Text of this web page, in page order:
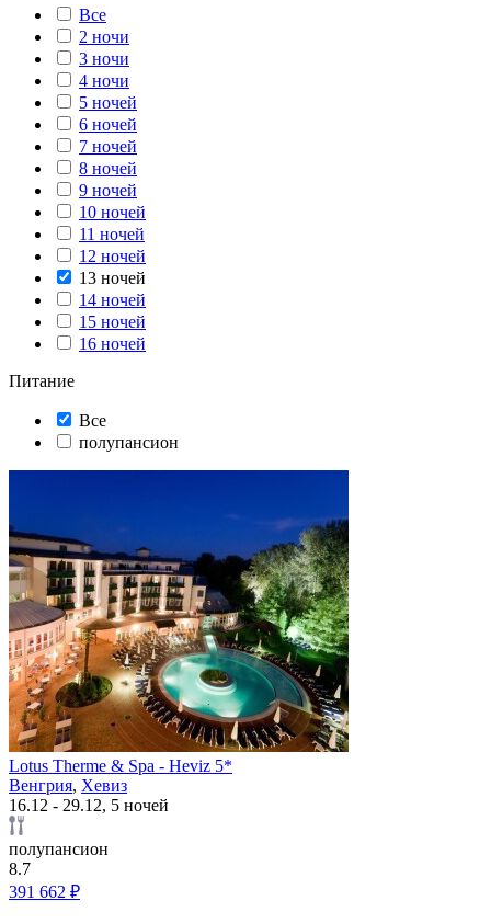
Все
2 ночи
3 ночи
4 ночи
5 ночей
6 ночей
7 ночей
8 ночей
9 ночей
10 ночей
11 ночей
12 ночей
13 ночей
14 ночей
15 ночей
16 ночей
Питание
Все
полупансион
Lotus Therme & Spa - Heviz 5*
Венгрия, Хевиз
16.12 - 29.12, 5 ночей
полупансион
8.7
391 662 ₽